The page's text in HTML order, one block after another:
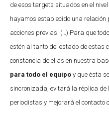
de esos targets situados en el
hayamos establecido una relación
acciones previas. (…) Para que
estén al tanto del estado de estas
constancia de ellas en nuestra
para todo el equipo y que ésta
sincronizada, evitará la réplica
periodistas y mejorará el contacto